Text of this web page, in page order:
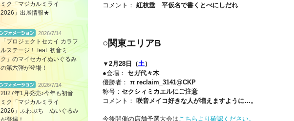
コメント： 紅枝垂 平仮名で書くとべにしだれ
○関東エリアB
▼2月28日（土）
●会場： セガ代々木
優勝者： π reclaim_3141@CKP
称号： セクシィミカエルにご注意
コメント： 咲音メイコ好きな人が増えますように…。
今後開催の店舗予選大会はこちらより確認ください。
ミク「マジカルミライ
2026」出展情報★
2026/7/14
「プロジェクトセカイ カラフ
ルステージ！ feat. 初音ミ
ク」のマイセカイぬいぐるみ
の第六弾が登場！
2026/7/14
2027年1月発売♪今年も初音
ミク「マジカルミライ
2026」ふわぷち ぬいぐるみ
が登場！